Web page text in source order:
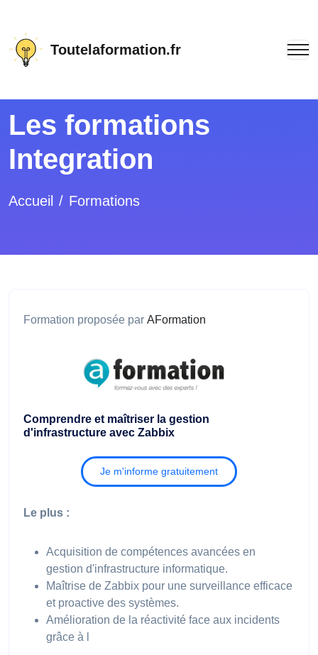
Toutelaformation.fr
Les formations
Integration
Accueil Formations
Formation proposée par AFormation
Comprendre et maîtriser la gestion
d'infrastructure avec Zabbix
Je m'informe gratuitement
Le plus :
Acquisition de compétences avancées en
gestion d'infrastructure informatique.
Maîtrise de Zabbix pour une surveillance efficace
et proactive des systèmes.
Amélioration de la réactivité face aux incidents
grâce à l